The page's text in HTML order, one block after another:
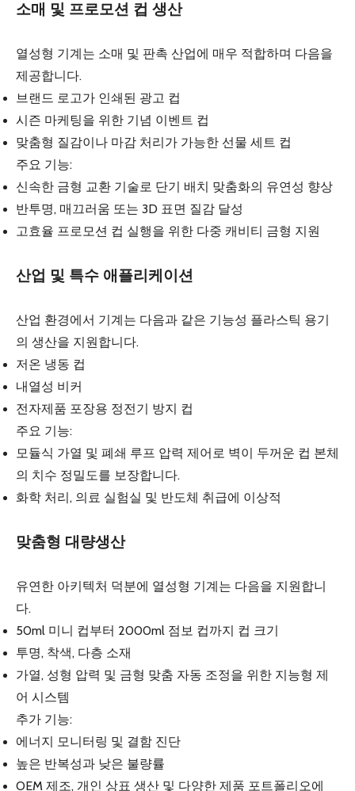
소매 및 프로모션 컵 생산
열성형 기계는 소매 및 판촉 산업에 매우 적합하며 다음을
제공합니다.
브랜드 로고가 인쇄된 광고 컵
시즌 마케팅을 위한 기념 이벤트 컵
맞춤형 질감이나 마감 처리가 가능한 선물 세트 컵
주요 기능:
신속한 금형 교환 기술로 단기 배치 맞춤화의 유연성 향상
반투명, 매끄러움 또는 3D 표면 질감 달성
고효율 프로모션 컵 실행을 위한 다중 캐비티 금형 지원
산업 및 특수 애플리케이션
산업 환경에서 기계는 다음과 같은 기능성 플라스틱 용기
의 생산을 지원합니다.
저온 냉동 컵
내열성 비커
전자제품 포장용 정전기 방지 컵
주요 기능:
모듈식 가열 및 폐쇄 루프 압력 제어로 벽이 두꺼운 컵 본체
의 치수 정밀도를 보장합니다.
화학 처리, 의료 실험실 및 반도체 취급에 이상적
맞춤형 대량생산
유연한 아키텍처 덕분에 열성형 기계는 다음을 지원합니
다.
50ml 미니 컵부터 2000ml 점보 컵까지 컵 크기
투명, 착색, 다층 소재
가열, 성형 압력 및 금형 맞춤 자동 조정을 위한 지능형 제
어 시스템
추가 기능:
에너지 모니터링 및 결함 진단
높은 반복성과 낮은 불량률
OEM 제조, 개인 상표 생산 및 다양한 제품 포트폴리오에